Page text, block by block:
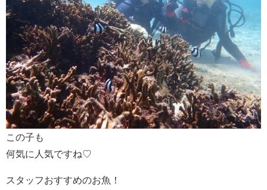
この子も
何気に人気ですね♡
スタッフおすすめのお魚！